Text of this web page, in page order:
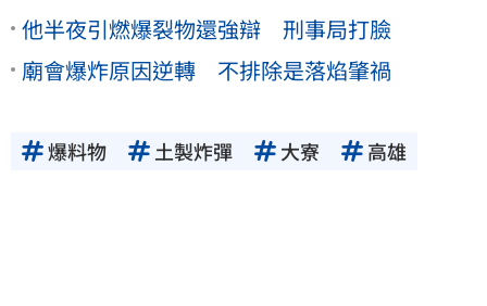
他半夜引燃爆裂物還強辯 刑事局打臉
廟會爆炸原因逆轉 不排除是落焰肇禍
爆料物 土製炸彈 大寮 高雄